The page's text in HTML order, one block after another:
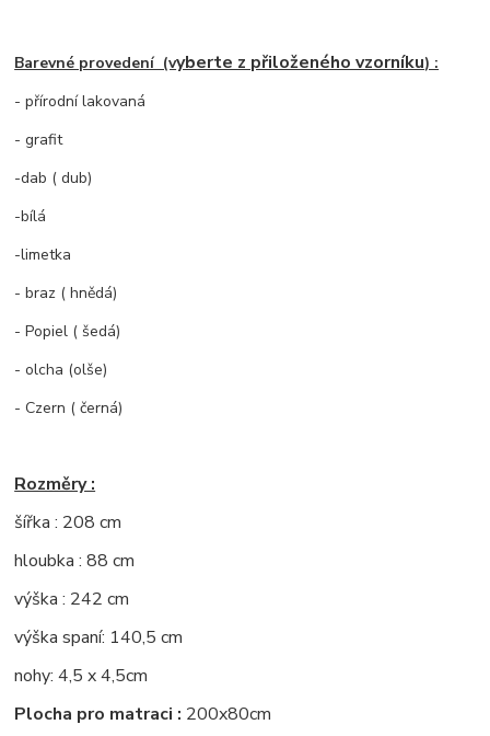
Barevné provedení (vyberte z přiloženého vzorníku) :
- přírodní lakovaná
- grafit
-dab ( dub)
-bílá
-limetka
- braz ( hnědá)
- Popiel ( šedá)
- olcha (olše)
- Czern ( černá)
Rozměry :
šířka : 208 cm
hloubka : 88 cm
výška : 242 cm
výška spaní: 140,5 cm
nohy: 4,5 x 4,5cm
Plocha pro matraci : 200x80cm